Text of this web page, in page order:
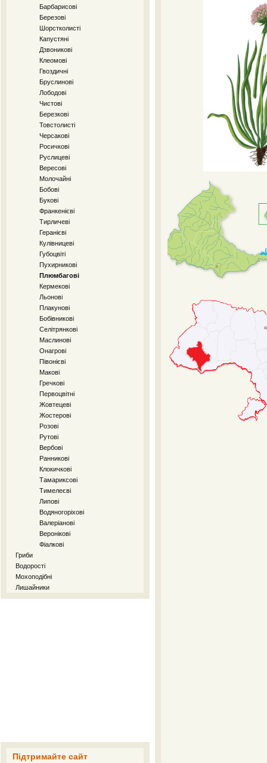
Барбарисові
Березові
Шорстколисті
Капустяні
Дзвоникові
Клеомові
Гвоздичні
Бруслинові
Лободові
Чистові
Березкові
Товстолисті
Черсакові
Росичкові
Руслицеві
Вересові
Молочайні
Бобові
Букові
Франкенієві
Тирличеві
Геранієві
Кулівницеві
Губоцвіті
Пухирникові
Плюмбагові
Кермекові
Льонові
Плакунові
Бобівникові
Селітрянкові
Маслинові
Онагрові
Півонієві
Макові
Гречкові
Первоцвітні
Жовтецеві
Жостерові
Розові
Рутові
Вербові
Ранникові
Клокичкові
Тамариксові
Тимелеєві
Липові
Водяногоріхові
Валеріанові
Веронікові
Фіалкові
Гриби
Водорості
Мохоподібні
Лишайники
Підтримайте сайт